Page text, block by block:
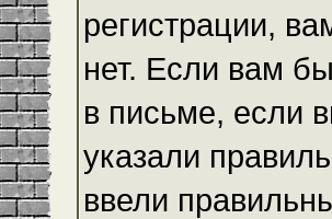
регистрации,
нет. Если вам
в письме, если
указали
ввели